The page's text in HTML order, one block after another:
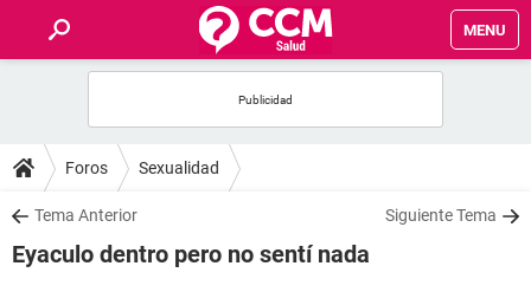
MENU
FOROS
SALUD
FAMILIA
Foros Sexualidad
Tema Anterior Siguiente Tema
Eyaculo dentro pero no sentí nada